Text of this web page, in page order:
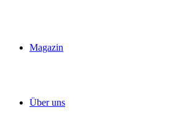
Magazin
Über uns